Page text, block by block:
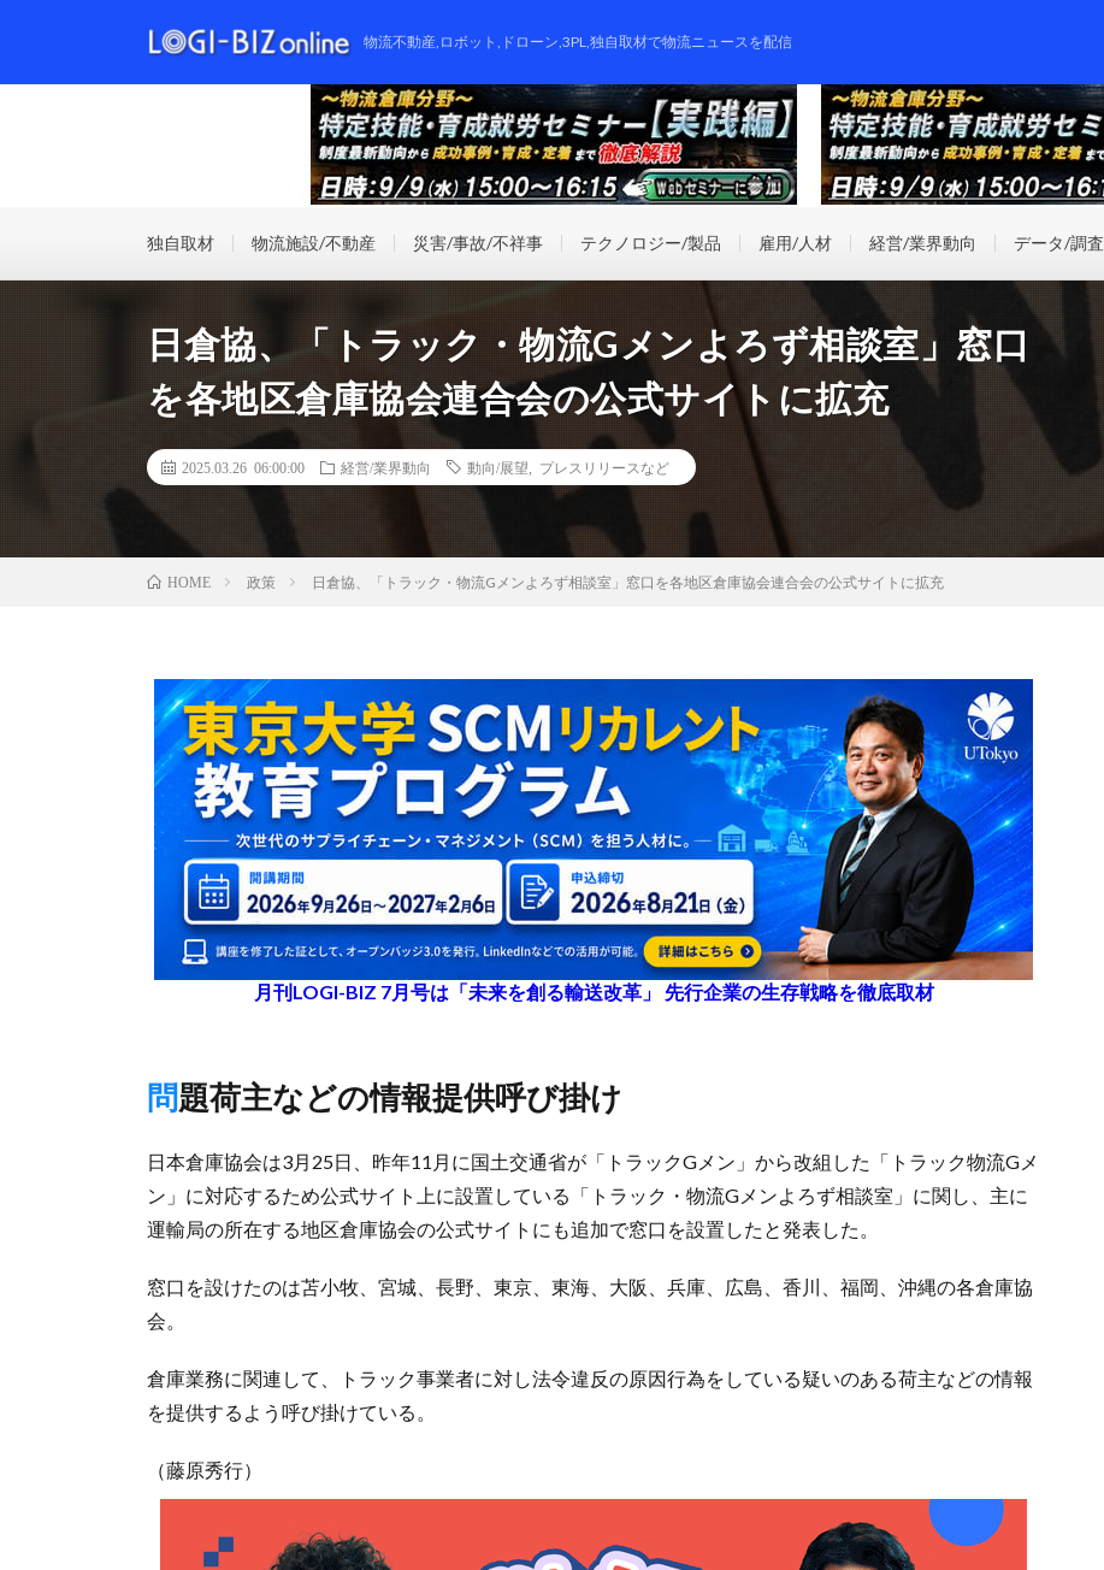
物流不動産,ロボット,ドローン,3PL,独自取材で物流ニュースを配信
独自取材 物流施設/不動産 災害/事故/不祥事 テクノロジー/製品 雇用/人材 経営/業界動向 データ/調査
日倉協、「トラック・物流Gメンよろず相談室」窓口
を各地区倉庫協会連合会の公式サイトに拡充
2025.03.26 06:00:00 経営/業界動向 動向/展望 プレスリリースなど
HOME 政策 日倉協、「トラック・物流Gメンよろず相談室」窓口を各地区倉庫協会連合会の公式サイトに拡充
月刊LOGI-BIZ 7月号は「未来を創る輸送改革」 先行企業の生存戦略を徹底取材
問題荷主などの情報提供呼び掛け
日本倉庫協会は3月25日、昨年11月に国土交通省が「トラックGメン」から改組した「トラック物流Gメ
ン」に対応するため公式サイト上に設置している「トラック・物流Gメンよろず相談室」に関し、主に
運輸局の所在する地区倉庫協会の公式サイトにも追加で窓口を設置したと発表した。
窓口を設けたのは苫小牧、宮城、長野、東京、東海、大阪、兵庫、広島、香川、福岡、沖縄の各倉庫協
会。
倉庫業務に関連して、トラック事業者に対し法令違反の原因行為をしている疑いのある荷主などの情報
を提供するよう呼び掛けている。
（藤原秀行）